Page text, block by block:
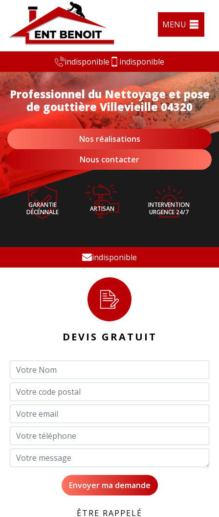
MENU
indisponible indisponible
Professionnel du Nettoyage et pose
de gouttière Villevieille 04320
Nos réalisations
Nous contacter
GARANTIE
DÉCÉNNALE
ARTISAN
INTERVENTION
URGENCE 24/7
indisponible
DEVIS GRATUIT
ÊTRE RAPPELÉ